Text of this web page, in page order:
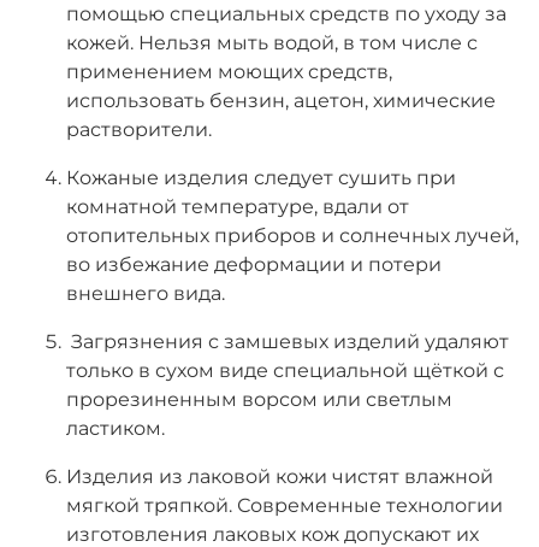
помощью специальных средств по уходу за
кожей. Нельзя мыть водой, в том числе с
применением моющих средств,
использовать бензин, ацетон, химические
растворители.
Кожаные изделия следует сушить при
комнатной температуре, вдали от
отопительных приборов и солнечных лучей,
во избежание деформации и потери
внешнего вида.
Загрязнения с замшевых изделий удаляют
только в сухом виде специальной щёткой с
прорезиненным ворсом или светлым
ластиком.
Изделия из лаковой кожи чистят влажной
мягкой тряпкой. Современные технологии
изготовления лаковых кож допускают их